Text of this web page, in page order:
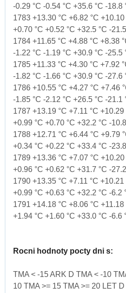
-0.29 °C -0.54 °C +35.6 °C -18.8
1783 +13.30 °C +6.82 °C +10.10
+0.70 °C +0.52 °C +32.5 °C -
1784 +11.65 °C +4.88 °C +8.38
-1.22 °C -1.19 °C +30.9 °C -25.5
1785 +11.33 °C +4.30 °C +7.92
-1.82 °C -1.66 °C +30.9 °C -27.6
1786 +10.55 °C +4.27 °C +7.46
-1.85 °C -2.12 °C +26.5 °C -21.1
1787 +13.19 °C +7.11 °C +10.29
+0.99 °C +0.70 °C +32.2 °C -
1788 +12.71 °C +6.44 °C +9.79
+0.34 °C +0.22 °C +33.4 °C -
1789 +13.36 °C +7.07 °C +10.20
+0.96 °C +0.62 °C +31.7 °C -
1790 +13.35 °C +7.11 °C +10.21
+0.99 °C +0.63 °C +32.2 °C -6.2
1791 +14.18 °C +8.06 °C +11.18
+1.94 °C +1.60 °C +33.0 °C -6.6
Rocni hodnoty pocty dni s:
TMA < -15 ARK D TMA < -10
10 TMA >= 15 TMA >= 20 LET